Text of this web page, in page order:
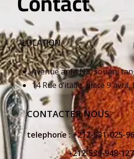
LOCATION
Avenue anfa N3, souani
14 Rue d’italie, place 9
CONTACTER NOUS
telephone :+212-531-025-
+212-539-948-127